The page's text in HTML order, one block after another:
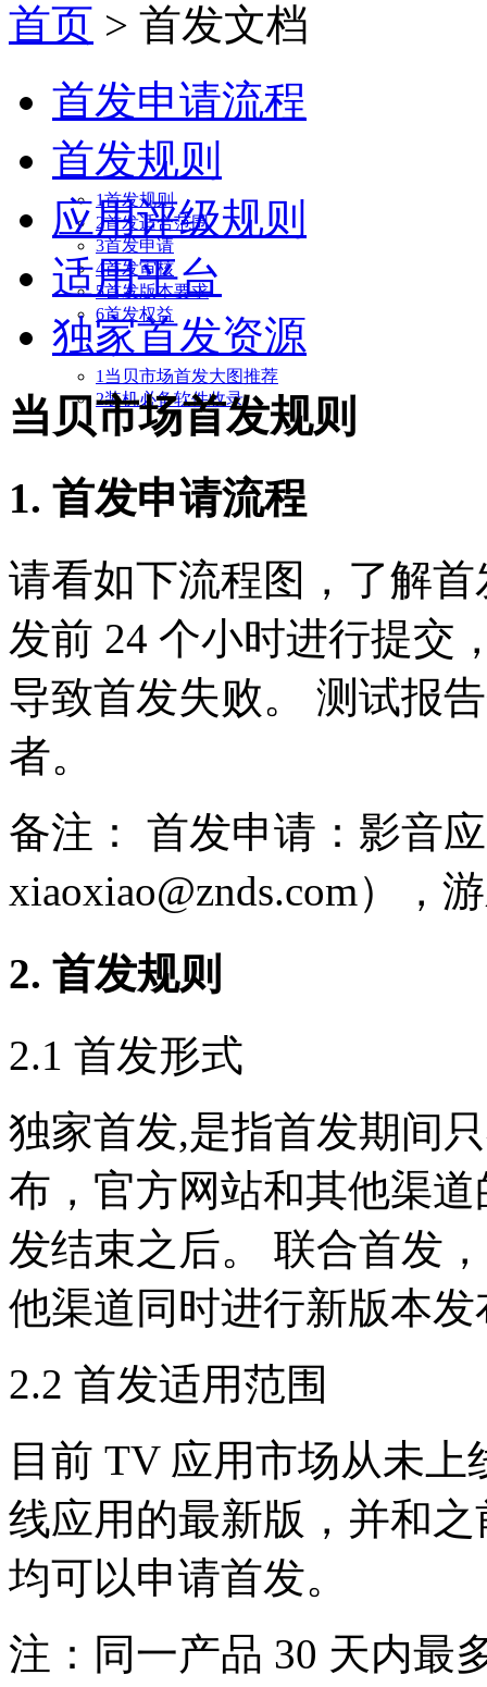
首页 > 首发文档
首发申请流程
首发规则
1首发规则
2首发适合范围
3首发申请
4首发审核
5首发版本要求
6首发权益
应用评级规则
适用平台
独家首发资源
1当贝市场首发大图推荐
2装机必备软件收录
当贝市场首发规则
1. 首发申请流程
请看如下流程图，了解
发前 24 个小时进行提交
导致首发失败。 测试报
者。
备注： 首发申请：影音
xiaoxiao@znds.com），
2. 首发规则
2.1 首发形式
独家首发,是指首发期间
布，官方网站和其他渠
发结束之后。 联合首发
他渠道同时进行新版本发
2.2 首发适用范围
目前 TV 应用市场从未
线应用的最新版，并和
均可以申请首发。
注：同一产品 30 天内最